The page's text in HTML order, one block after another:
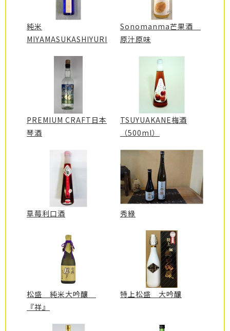
純米
MIYAMASUKASHIYURI
Sonomanma芒果酒
原汁原味
PREMIUM CRAFT日本
琴酒
TSUYUAKANE梅酒
（500ml）
草莓利口酒 秀綠
松盛 純米大吟釀
『祥』
特上松盛 大吟釀